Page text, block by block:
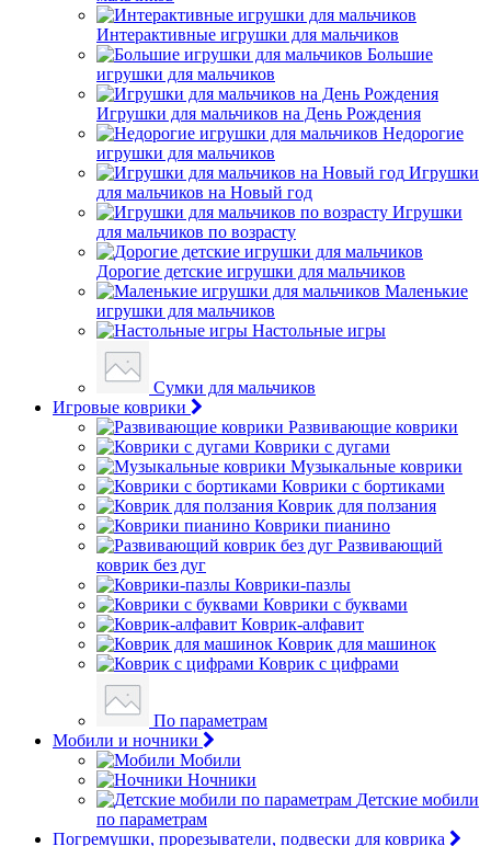
Интерактивные игрушки для мальчиков
Большие
игрушки для мальчиков
Игрушки для мальчиков на День Рождения
Недорогие
игрушки для мальчиков
Игрушки
для мальчиков на Новый год
Игрушки
для мальчиков по возрасту
Дорогие детские игрушки для мальчиков
Маленькие
игрушки для мальчиков
Настольные игры
Сумки для мальчиков
Игровые коврики
Развивающие коврики
Коврики с дугами
Музыкальные коврики
Коврики с бортиками
Коврик для ползания
Коврики пианино
Развивающий
коврик без дуг
Коврики-пазлы
Коврики с буквами
Коврик-алфавит
Коврик для машинок
Коврик с цифрами
По параметрам
Мобили и ночники
Мобили
Ночники
Детские мобили
по параметрам
Погремушки, прорезыватели, подвески для коврика